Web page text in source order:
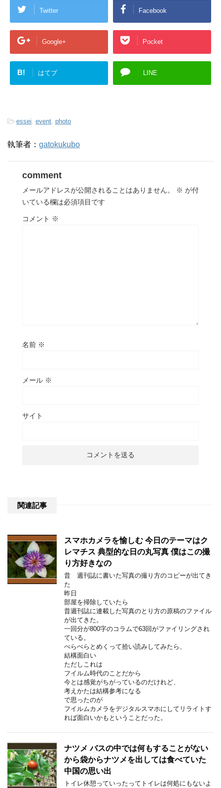
Twitter Facebook
Google+ Pocket
B! はてブ LINE
-essei event photo
執筆者： gatokukubo
comment
メールアドレスが公開されることはありません。 ※ が付
いている欄は必須項目です
コメント ※
名前 ※
メール ※
サイト
関連記事
スマホカメラを愉しむ 今日のテーマはク
レマチス 典型的な日の丸写真 僕はこの撮
り方好きなの
昔 週刊誌に書いた写真の撮り方のコピーが出てき
た
昨日
部屋を掃除していたら
昔週刊誌に連載した写真のとり方の原稿のファイル
が出てきた。
一回分が800字のコラムで63回がファイリングされ
ている。
ぺらぺらとめくって拾い読みしてみたら、
結構面白い
ただしこれは
フイルム時代のことだから
今とは感覚がちがっているのだけれど、
考えかたは結構参考になる
で思ったのが
フイルムカメラをデジタルスマホにしてリライトす
れば面白いかもということだった。
ナツメ バスの中では何もすることがない
から袋からナツメを出しては食べていた
中国の思い出
トイレ休憩っていったってトイレは何処にもないよ